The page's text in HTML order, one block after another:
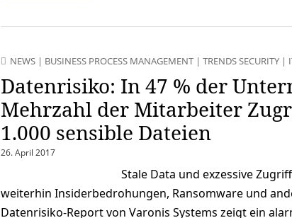
NEWS| BUSINESS PROCESS MANAGEMENT| TRENDS SECURITY|
Datenrisiko: In 47 % der
Mehrzahl der Mitarbeiter
1.000 sensible Dateien
26. April 2017
Stale Data und exzessive
weiterhin Insiderbedrohungen, Ransomware und
Datenrisiko-Report von Varonis Systems zeigt ein